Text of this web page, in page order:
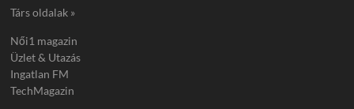
Társ oldalak »
Női1 magazin
Üzlet & Utazás
Ingatlan FM
TechMagazin